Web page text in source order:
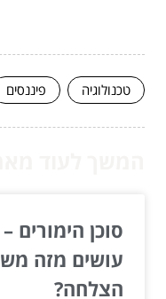
טכנולוגיה פיננסים
סוכן הימורים
עושים מזה
הצלחה?